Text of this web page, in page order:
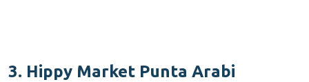
3. Hippy Market Punta Arabi